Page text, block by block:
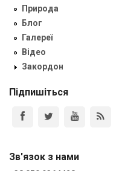
Природа
Блог
Галереї
Відео
Закордон
Підпишіться
Зв'язок з нами